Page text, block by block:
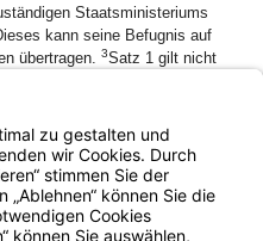
Staatsministeriums
kann seine Befugnis auf
übertragen. 3Satz 1 gilt nicht
Entgelte festgesetzt sind.
bleiben